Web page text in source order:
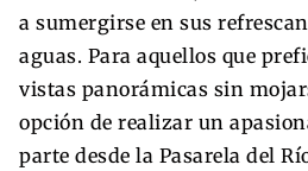
a sumergirse en sus
aguas. Para aquellos que
vistas panorámicas sin
opción de realizar un
parte desde la Pasarela del